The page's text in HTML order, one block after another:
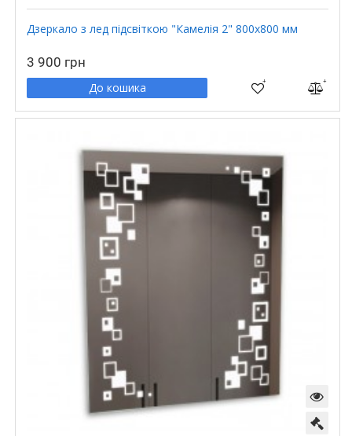
Дзеркало з лед підсвіткою "Камелія 2" 800х800 мм
3 900 грн
До кошика